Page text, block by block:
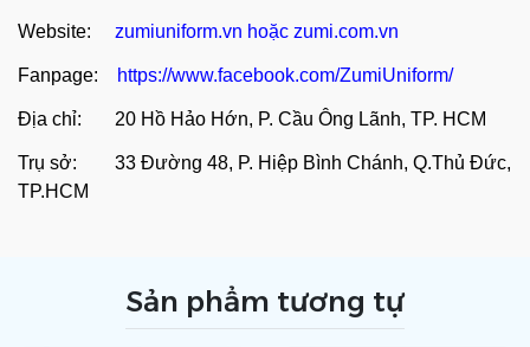
Website: zumiuniform.vn hoặc zumi.com.vn
Fanpage: https://www.facebook.com/ZumiUniform/
Địa chỉ: 20 Hồ Hảo Hớn, P. Cầu Ông Lãnh, TP. HCM
Trụ sở: 33 Đường 48, P. Hiệp Bình Chánh, Q.Thủ Đức,
TP.HCM
Sản phẩm tương tự